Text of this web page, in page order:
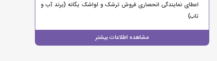
اعطای نمایندگی انحصاری فروش ترشک و لواشک یگانه (برند آب و
تاب)
مشاهده اطلاعات بیشتر